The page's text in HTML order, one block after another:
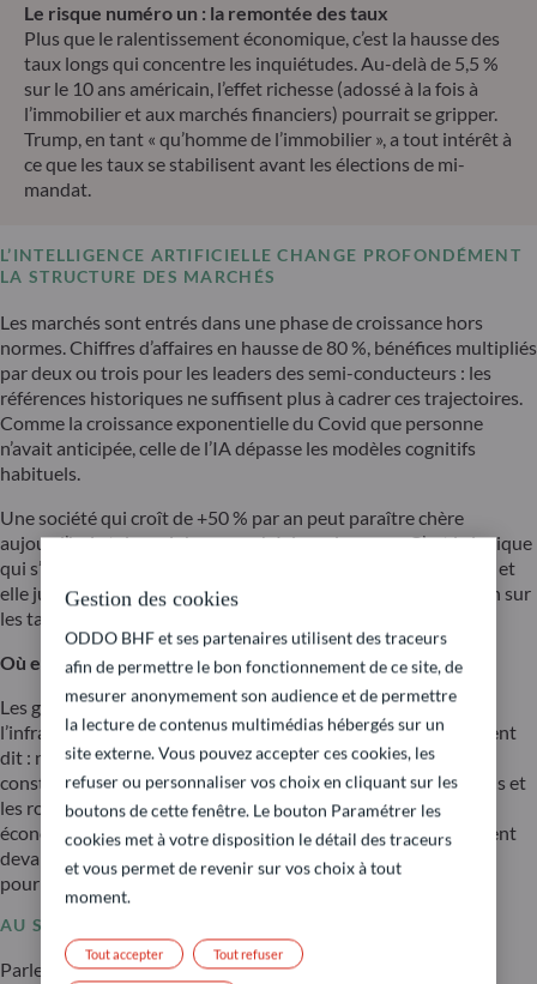
Le risque numéro un : la remontée des taux
Plus que le ralentissement économique, c’est la hausse des
taux longs qui concentre les inquiétudes. Au-delà de 5,5 %
sur le 10 ans américain, l’effet richesse (adossé à la fois à
l’immobilier et aux marchés financiers) pourrait se gripper.
Trump, en tant « qu’homme de l’immobilier », a tout intérêt à
ce que les taux se stabilisent avant les élections de mi-
mandat.
L’INTELLIGENCE ARTIFICIELLE CHANGE PROFONDÉMENT
LA STRUCTURE DES MARCHÉS
Les marchés sont entrés dans une phase de croissance hors
normes. Chiffres d’affaires en hausse de 80 %, bénéfices multipliés
par deux ou trois pour les leaders des semi-conducteurs : les
références historiques ne suffisent plus à cadrer ces trajectoires.
Comme la croissance exponentielle du Covid que personne
n’avait anticipée, celle de l’IA dépasse les modèles cognitifs
habituels.
Une société qui croît de +50 % par an peut paraître chère
aujourd’hui et devenir bon marché dans deux ans. C’est la logique
qui s’impose désormais sur la partie infrastructure de la tech, et
elle justifie la résilience des marchés actions malgré la tension sur
les taux.
Où en est-on réellement dans le déploiement de l’IA ?
Les gérants spécialistes de la tech situent le déploiement de
l’infrastructure IA au niveau 2 sur une échelle de 10. Autrement
dit : nous n’avons encore rien vu. L’analogie est celle de la
construction d’une ville : pour l’instant, on pose les fondations et
les routes. La vague suivante, celle qui verra tous les secteurs
économiques « habiter » cette infrastructure, reste entièrement
devant nous. Les gains de productivité qui en découleront
pourraient dépasser ceux d’Internet.
AU SEIN DE LA TECH : GAGNANTS ET PERDANTS
Parler de « la tech » comme d’un bloc homogène est devenu
Gestion des cookies
ODDO BHF et ses partenaires utilisent des traceurs
afin de permettre le bon fonctionnement de ce site, de
mesurer anonymement son audience et de permettre
la lecture de contenus multimédias hébergés sur un
site externe. Vous pouvez accepter ces cookies, les
refuser ou personnaliser vos choix en cliquant sur les
boutons de cette fenêtre. Le bouton Paramétrer les
cookies met à votre disposition le détail des traceurs
et vous permet de revenir sur vos choix à tout
moment.
Tout refuser
Tout accepter